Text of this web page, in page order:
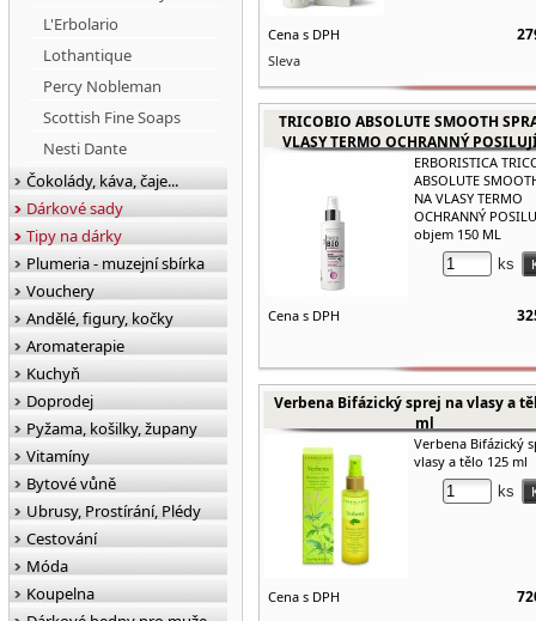
Cena s DPH
Sleva
TRICOBIO ABSOLUTE SMOOTH
VLASY TERMO OCHRANNÝ
ERBORISTICA
ABSOLUTE
NA VLASY TERMO
OCHRANNÝ
objem 150 ML
ks
Cena s DPH
Verbena Bifázický sprej na vlasy a
ml
Verbena Bifázický
vlasy a tělo 125 ml
ks
Cena s DPH
L'Erbolario
Lothantique
Percy Nobleman
Scottish Fine Soaps
Nesti Dante
Čokolády, káva, čaje...
Dárkové sady
Tipy na dárky
Plumeria - muzejní sbírka
Vouchery
Andělé, figury, kočky
Aromaterapie
Kuchyň
Doprodej
Pyžama, košilky, župany
Vitamíny
Bytové vůně
Ubrusy, Prostírání, Plédy
Cestování
Móda
Koupelna